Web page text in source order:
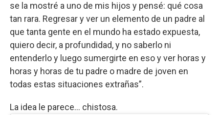
se la mostré a uno de mis hijos y pensé: qué cosa
tan rara. Regresar y ver un elemento de un padre al
que tanta gente en el mundo ha estado expuesta,
quiero decir, a profundidad, y no saberlo ni
entenderlo y luego sumergirte en eso y ver horas y
horas y horas de tu padre o madre de joven en
todas estas situaciones extrañas”.
La idea le parece… chistosa.